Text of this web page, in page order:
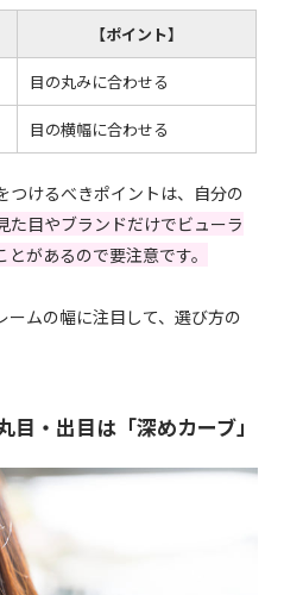
【ポイント】
目の丸みに合わせる
目の横幅に合わせる
つけるべきポイントは、自分の
た目やブランドだけでビューラ
があるので要注意です。
ームの幅に注目して、選び方の
目・出目は「深めカーブ」